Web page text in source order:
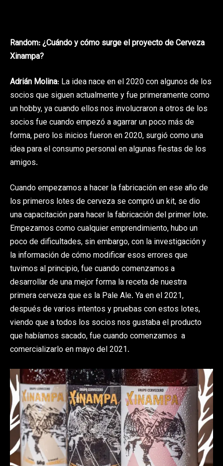
Random: ¿Cuándo y cómo surge el proyecto de Cerveza
Xinampa?
Adrián Molina: La idea nace en el 2020 con algunos de los
socios que siguen actualmente y fue primeramente como
un hobby, ya cuando ellos nos involucraron a otros de los
socios fue cuando empezó a agarrar un poco más de
forma, pero los inicios fueron en 2020, surgió como una
idea para el consumo personal en algunas fiestas de los
amigos.
Cuando empezamos a hacer la fabricación en ese año de
los primeros lotes de cerveza se compró un kit, se dio
una capacitación para hacer la fabricación del primer lote.
Empezamos como cualquier emprendimiento, hubo un
poco de dificultades, sin embargo, con la investigación y
la información de cómo modificar esos errores que
tuvimos al principio, fue cuando comenzamos a
desarrollar de una mejor forma la receta de nuestra
primera cerveza que es la Pale Ale. Ya en el 2021,
después de varios intentos y pruebas con estos lotes,
viendo que a todos los socios nos gustaba el producto
que habíamos sacado, fue cuando comenzamos a
comercializarlo en mayo del 2021.